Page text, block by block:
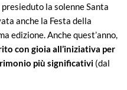
la solenne Santa
anche la Festa della
edizione. Anche quest’anno,
con gioia all’iniziativa per
più significativi (dal